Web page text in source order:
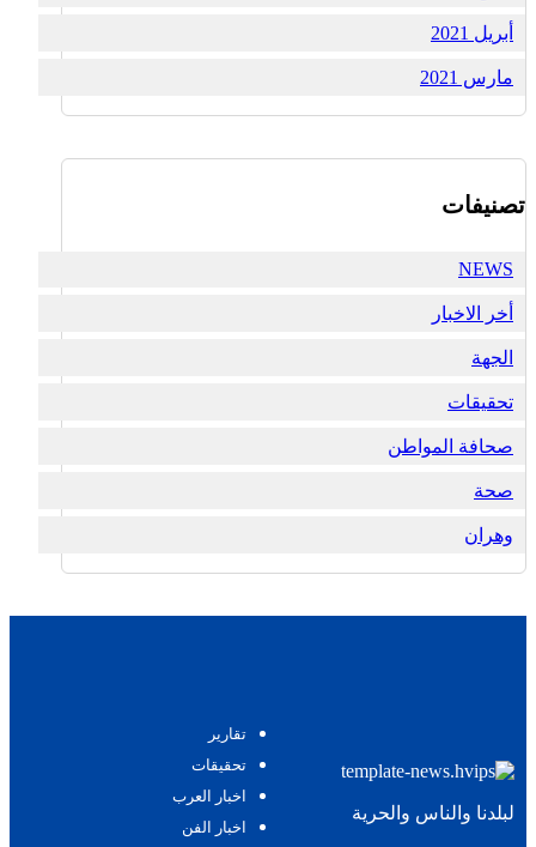
أبريل 2021
مارس 2021
تصنيفات
NEWS
أخر الاخبار
الجهة
تحقيقات
صحافة المواطن
صحة
وهران
لبلدنا والناس والحرية
تقارير
تحقيقات
اخبار العرب
اخبار الفن